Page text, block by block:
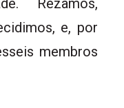
Rezamos,
e, por
membros